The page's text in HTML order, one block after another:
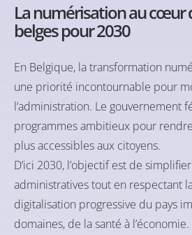
La numérisation au cœur
belges pour 2030
En Belgique, la transformation
une priorité incontournable pour
l’administration. Le gouvernement
programmes ambitieux pour
plus accessibles aux citoyens.
D’ici 2030, l’objectif est de
administratives tout en respectant
digitalisation progressive du pays
domaines, de la santé à l’économie.